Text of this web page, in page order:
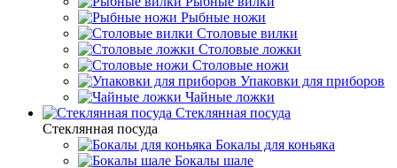
Рыбные ножи
Столовые вилки
Столовые ложки
Столовые ножи
Упаковки для приборов
Чайные ложки
Стеклянная посуда
Стеклянная посуда
Бокалы для коньяка
Бокалы шале